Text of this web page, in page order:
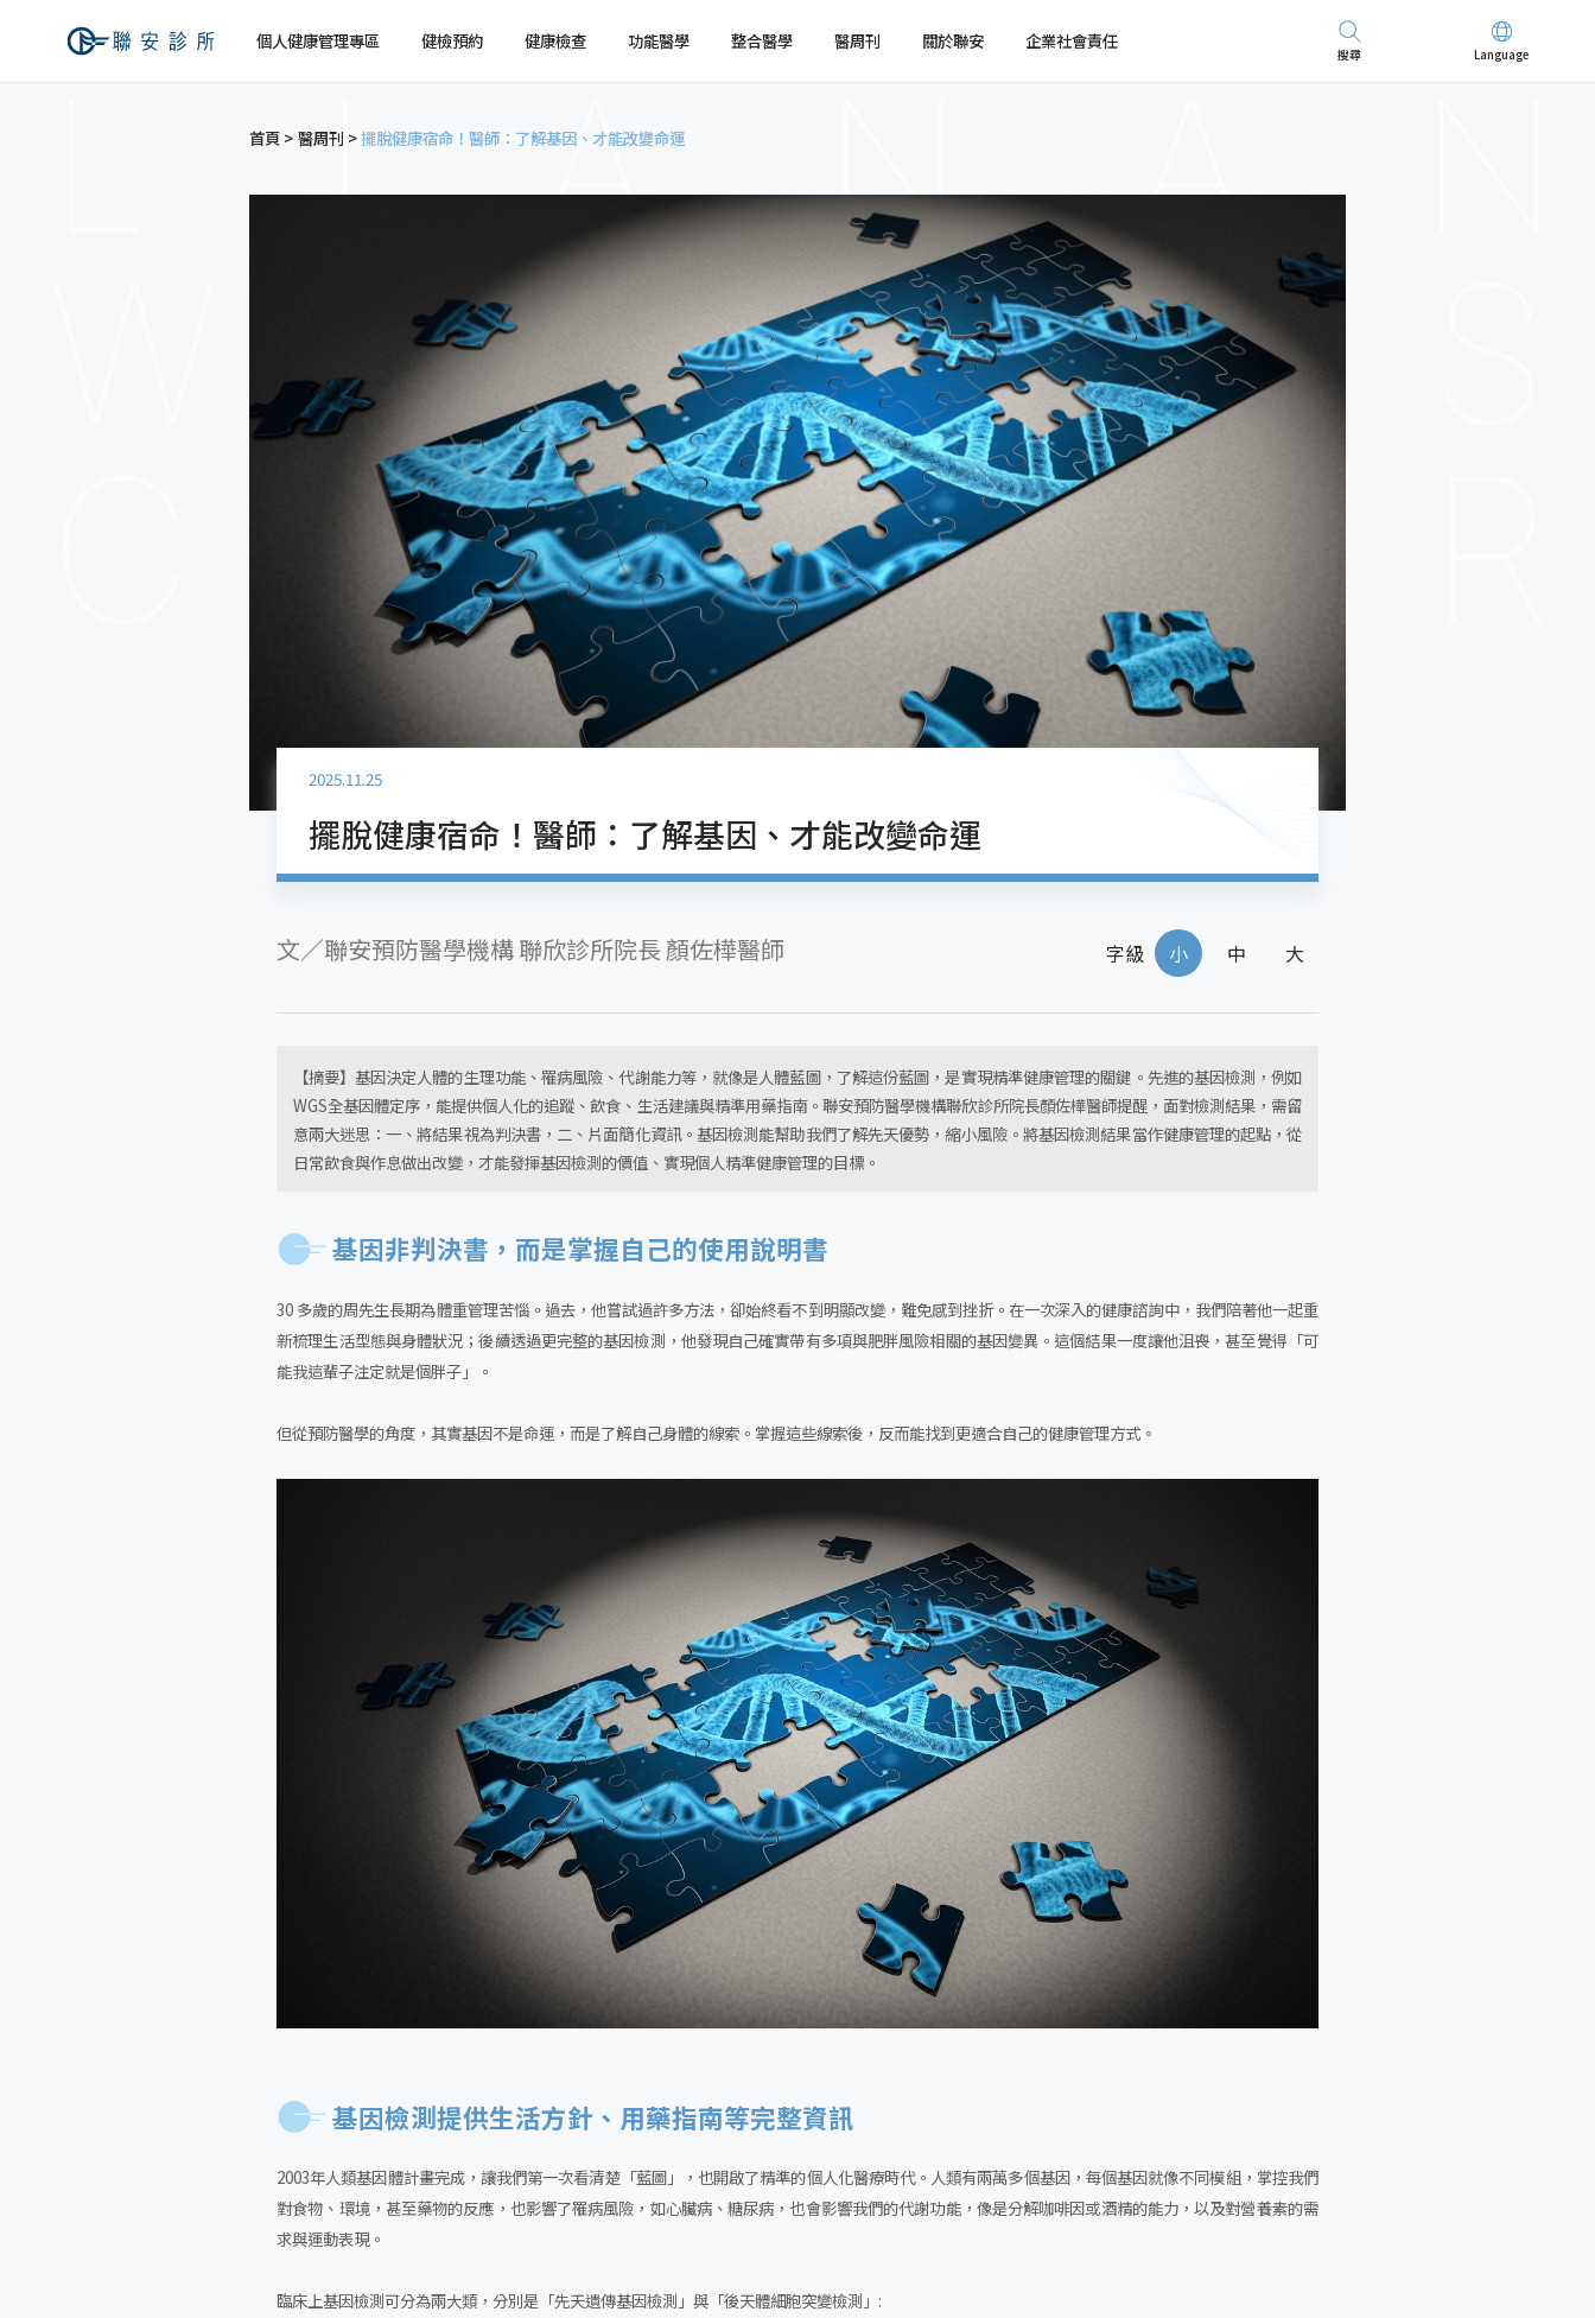
個人健康管理專區 健檢預約
健檢預約 個人健檢預約 企業健檢預約
健康檢查
健康檢查 個人健檢服務 企業健檢服務
功能醫學 整合醫學 醫周刊 關於聯安
關於聯安 經營理念 服務特色 最新消息
交通資訊 環境介紹 企業集團
企業社會責任
搜尋 Language
首頁 醫周刊 擺脫健康宿命！醫師：了解基因、才能改變命運
2025.11.25
擺脫健康宿命！醫師：了解基因、才能改變命運
文／聯安預防醫學機構 聯欣診所院長 顏佐樺醫師 字級 小 中 大
【摘要】基因決定人體的生理功能、罹病風險、代謝能力等，就像是人體藍圖，了解這份藍圖，是實現精準健康管理的關鍵。先進的基因檢測，例如
WGS全基因體定序，能提供個人化的追蹤、飲食、生活建議與精準用藥指南。聯安預防醫學機構聯欣診所院長顏佐樺醫師提醒，面對檢測結果，需留
意兩大迷思：一、將結果視為判決書，二、片面簡化資訊。基因檢測能幫助我們了解先天優勢，縮小風險。將基因檢測結果當作健康管理的起點，從
日常飲食與作息做出改變，才能發揮基因檢測的價值、實現個人精準健康管理的目標。
基因非判決書，而是掌握自己的使用說明書
30 多歲的周先生長期為體重管理苦惱。過去，他嘗試過許多方法，卻始終看不到明顯改變，難免感到挫折。在一次深入的健康諮詢中，我們陪著他一起重
新梳理生活型態與身體狀況；後續透過更完整的基因檢測，他發現自己確實帶有多項與肥胖風險相關的基因變異。這個結果一度讓他沮喪，甚至覺得「可
能我這輩子注定就是個胖子」。
但從預防醫學的角度，其實基因不是命運，而是了解自己身體的線索。掌握這些線索後，反而能找到更適合自己的健康管理方式。
基因檢測提供生活方針、用藥指南等完整資訊
2003年人類基因體計畫完成，讓我們第一次看清楚「藍圖」，也開啟了精準的個人化醫療時代。人類有兩萬多個基因，每個基因就像不同模組，掌控我們
對食物、環境，甚至藥物的反應，也影響了罹病風險，如心臟病、糖尿病，也會影響我們的代謝功能，像是分解咖啡因或酒精的能力，以及對營養素的需
求與運動表現。
臨床上基因檢測可分為兩大類，分別是「先天遺傳基因檢測」與「後天體細胞突變檢測」: